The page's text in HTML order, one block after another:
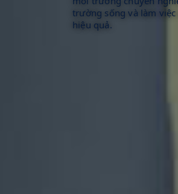
trường sống và làm việc
hiệu quả.